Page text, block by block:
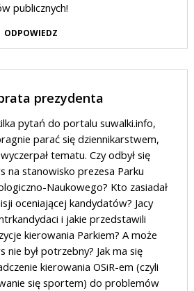
publicznych!
ODPOWIEDZ
prezydenta
pytań do portalu suwalki.info,
parać się dziennikarstwem,
tematu. Czy odbył się
na stanowisko prezesa Parku
Naukowego? Kto zasiadał
oceniającej kandydatów? Jacy
i jakie przedstawili
kierowania Parkiem? A może
nie był potrzebny? Jak ma się
kierowania OSiR-em (czyli
się sportem) do problemów